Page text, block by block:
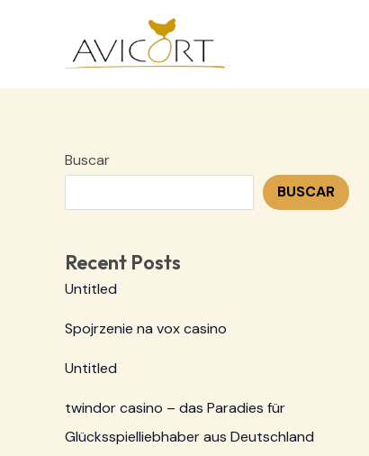
Buscar
BUSCAR
Recent Posts
Untitled
Spojrzenie na vox casino
Untitled
twindor casino – das Paradies für
Glücksspielliebhaber aus Deutschland